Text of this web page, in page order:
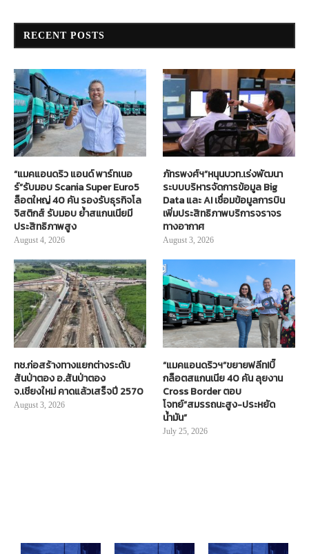
RECENT POSTS
“แมคแอนดริว แอนด์ พาร์ทเนอ
ร์”รับมอบ Scania Super Euro5
ล็อตใหญ่ 40 คัน รองรับธุรกิจโล
จิสติกส์ รับมอบ ย้ำสแกนเนียมี
ประสิทธิภาพสูง
August 4, 2026
ภัทรพงศ์ฯ”หนุนบวท.เร่งพัฒนา
ระบบบริหารจัดการข้อมูล Big
Data และ AI เชื่อมข้อมูลการบิน
เพิ่มประสิทธิภาพบริการจราจร
ทางอากาศ
August 3, 2026
ทช.ก่อสร้างทางแยกต่างระดับ
สันป่าตอง อ.สันป่าตอง
จ.เชียงใหม่ คาดแล้วเสร็จปี 2570
August 3, 2026
“แมคแอนดริวฯ”ขยายฟลีท!บิ๊
กล็อตสแกนเนีย 40 คัน ลุยงาน
Cross Border ตอบ
โจทย์“สมรรถนะสูง-ประหยัด
น้ำมัน”
July 25, 2026